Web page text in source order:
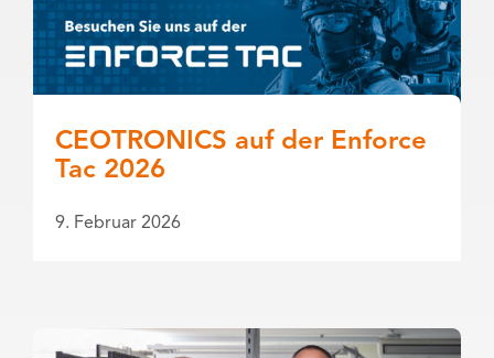
CEOTRONICS auf der Enforce
Tac 2026
9. Februar 2026